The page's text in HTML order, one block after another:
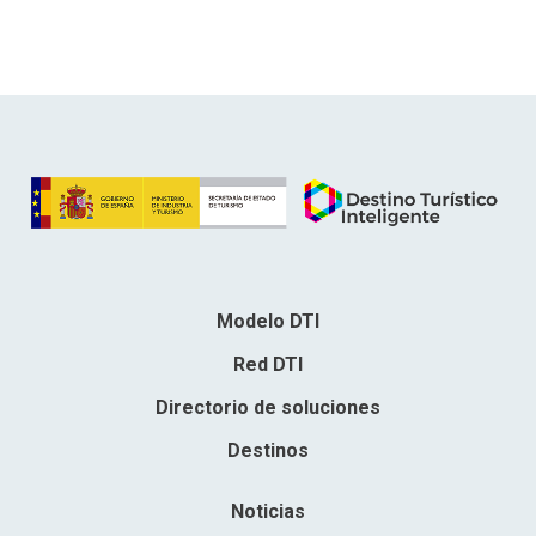
Modelo DTI
Red DTI
Directorio de soluciones
Destinos
Noticias